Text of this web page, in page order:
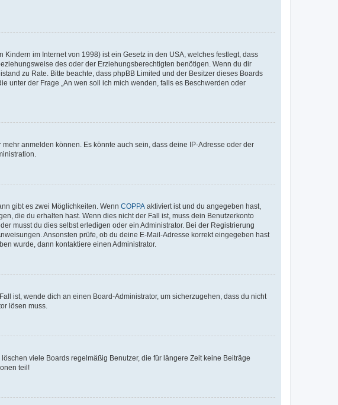
im Internet von 1998) ist ein Gesetz in den USA, welches festlegt, dass
des oder der Erziehungsberechtigten benötigen. Wenn du dir
zu Rate. Bitte beachte, dass phpBB Limited und der Besitzer dieses Boards
unter der Frage „An wen soll ich mich wenden, falls es Beschwerden oder
anmelden können. Es könnte auch sein, dass deine IP-Adresse oder der
gibt es zwei Möglichkeiten. Wenn COPPA aktiviert ist und du angegeben hast,
die du erhalten hast. Wenn dies nicht der Fall ist, muss dein Benutzerkonto
musst du dies selbst erledigen oder ein Administrator. Bei der Registrierung
Ansonsten prüfe, ob du deine E-Mail-Adresse korrekt eingegeben hast
wurde, dann kontaktiere einen Administrator.
ist, wende dich an einen Board-Administrator, um sicherzugehen, dass du nicht
lösen muss.
viele Boards regelmäßig Benutzer, die für längere Zeit keine Beiträge
teil!